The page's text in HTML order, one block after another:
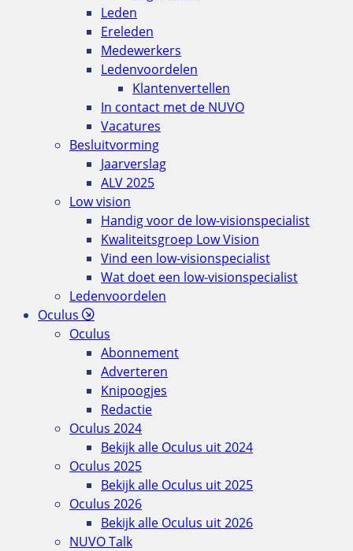
Leden
Ereleden
Medewerkers
Ledenvoordelen
Klantenvertellen
In contact met de NUVO
Vacatures
Besluitvorming
Jaarverslag
ALV 2025
Low vision
Handig voor de low-visionspecialist
Kwaliteitsgroep Low Vision
Vind een low-visionspecialist
Wat doet een low-visionspecialist
Ledenvoordelen
Oculus
Oculus
Abonnement
Adverteren
Knipoogjes
Redactie
Oculus 2024
Bekijk alle Oculus uit 2024
Oculus 2025
Bekijk alle Oculus uit 2025
Oculus 2026
Bekijk alle Oculus uit 2026
NUVO Talk